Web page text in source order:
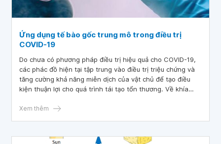
Ứng dụng tế bào gốc trung mô trong điều trị
COVID-19
Do chưa có phương pháp điều trị hiệu quả cho COVID-19,
các phác đồ hiện tại tập trung vào điều trị triệu chứng và
tăng cường khả năng miễn dịch của vật chủ để tạo điều
kiện thuận lợi cho quá trình tái tạo tổn thương. Về khía
miễn dịch mạnh mẽ - được coi là phương pháp điều trị tiềm
Xem thêm